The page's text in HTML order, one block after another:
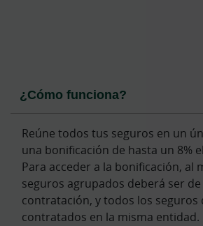
¿Cómo funciona?
Reúne todos tus seguros en un
una bonificación de hasta un 8%
Para acceder a la bonificación, al
seguros agrupados deberá ser de
contratación, y todos los seguros
contratados en la misma entidad.